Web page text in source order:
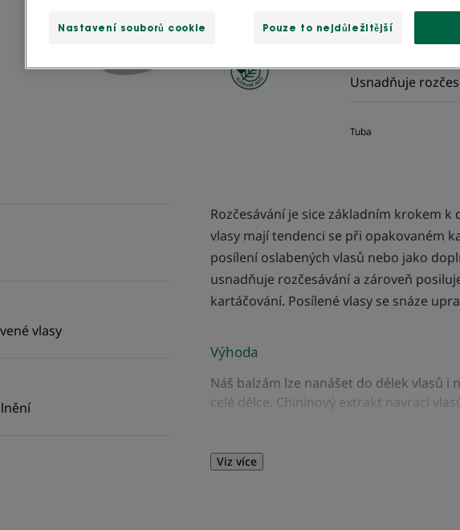
Přírodní složení
Usnadňuje
Tuba
vlasy
Rozčesávání je sice základním krokem
vlasy mají tendenci se při opakovaném
posílení oslabených vlasů nebo jako
usnadňuje rozčesávání a zároveň
kartáčování. Posílené vlasy se snáze
Výhoda
Náš balzám lze nanášet do délek vlasů i
celé délce. Chininový extrakt navrací
Benefity
Viz více
Nastavení souborů cookie Pouze to nejdůležitější